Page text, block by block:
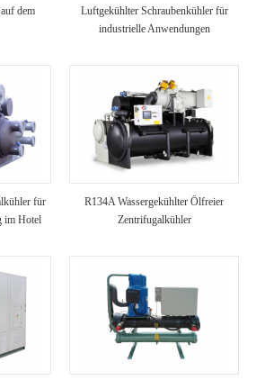
dem
Luftgekühlter Schraubenkühler für
industrielle Anwendungen
für
im Hotel
R134A Wassergekühlter Ölfreier
Zentrifugalkühler